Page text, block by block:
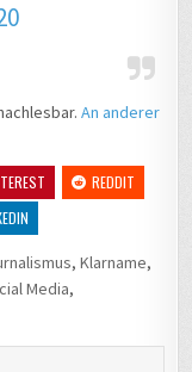
An anderer
REDDIT
,Klarname,
Media,